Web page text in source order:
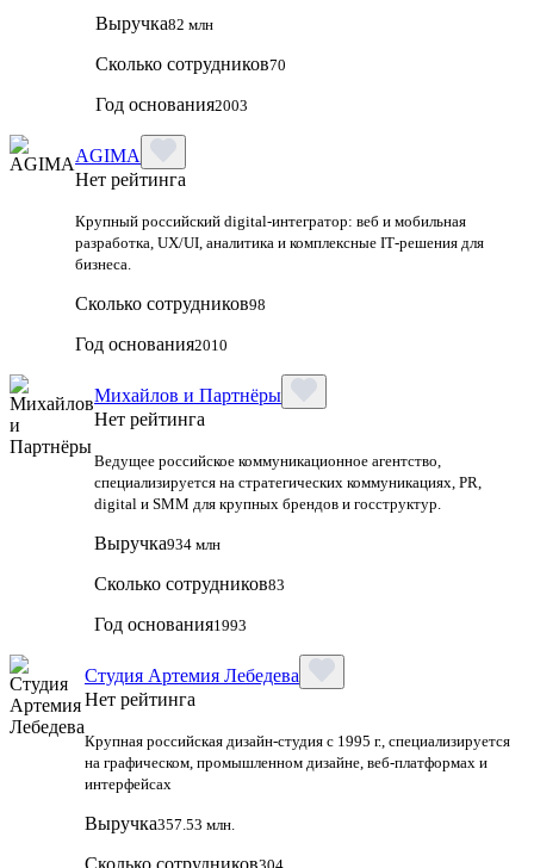
Выручка82 млн
Сколько сотрудников70
Год основания2003
AGIMA
Нет рейтинга
Крупный российский digital‑интегратор: веб и мобильная
разработка, UX/UI, аналитика и комплексные IT‑решения для
бизнеса.
Сколько сотрудников98
Год основания2010
Михайлов и Партнёры
Нет рейтинга
Ведущее российское коммуникационное агентство,
специализируется на стратегических коммуникациях, PR,
digital и SMM для крупных брендов и госструктур.
Выручка934 млн
Сколько сотрудников83
Год основания1993
Студия Артемия Лебедева
Нет рейтинга
Крупная российская дизайн‑студия с 1995 г., специализируется
на графическом, промышленном дизайне, веб‑платформах и
интерфейсах
Выручка357.53 млн.
Сколько сотрудников